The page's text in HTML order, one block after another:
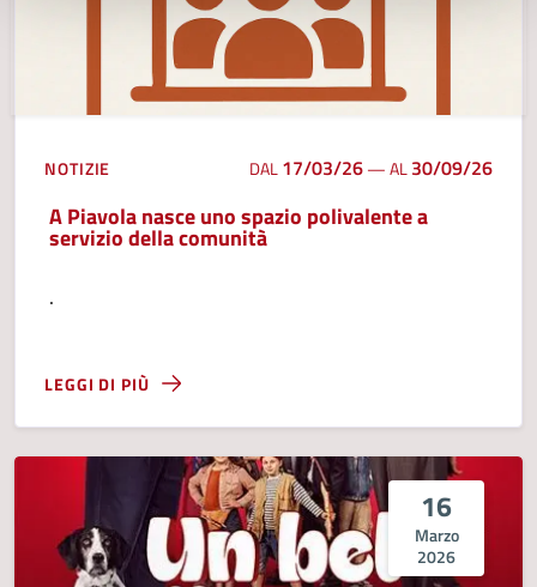
NOTIZIE DAL17/03/26—AL30/09/26
A Piavola nasce uno spazio polivalente a
servizio della comunità
.
LEGGI DI PIÙ
16
Marzo
2026